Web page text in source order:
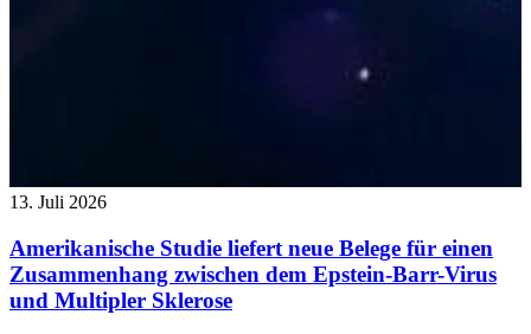
13. Juli 2026
Amerikanische Studie liefert neue Belege für einen
Zusammenhang zwischen dem Epstein-Barr-Virus
und Multipler Sklerose